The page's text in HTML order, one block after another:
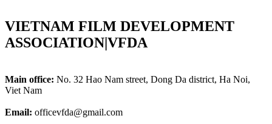
VIETNAM FILM DEVELOPMENT
ASSOCIATION|VFDA
Main office: No. 32 Hao Nam street, Dong Da district, Ha Noi,
Viet Nam
Email: officevfda@gmail.com